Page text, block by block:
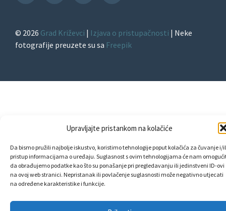
Upravljajte pristankom na kolačiće
Da bismo pružili najbolje iskustvo, koristimo tehnologije poput kolačića za čuvanje i/
pristup informacijama o uređaju. Suglasnost s ovim tehnologijama će nam
da obrađujemo podatke kao što su ponašanje pri pregledavanju ili jedinstveni ID-ovi
na ovoj web stranici. Nepristanak ili povlačenje suglasnosti može negativno utjecati
na određene karakteristike i funkcije.
TikTok
© 2026 Grad Križevci | Izjava o pristupačnosti | Neke
fotografije preuzete su sa Freepik